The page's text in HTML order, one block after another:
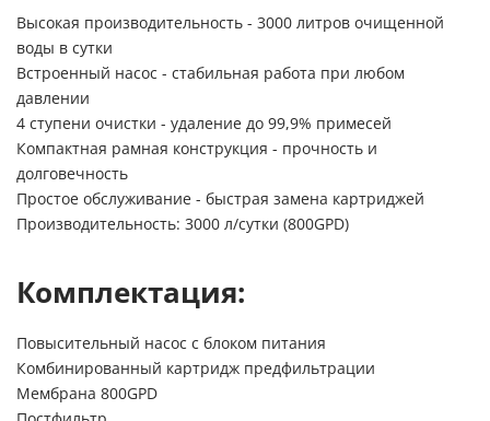
Высокая производительность - 3000 литров очищенной
воды в сутки
Встроенный насос - стабильная работа при любом
давлении
4 ступени очистки - удаление до 99,9% примесей
Компактная рамная конструкция - прочность и
долговечность
Простое обслуживание - быстрая замена картриджей
Производительность: 3000 л/сутки (800GPD)
Комплектация:
Повысительный насос с блоком питания
Комбинированный картридж предфильтрации
Мембрана 800GPD